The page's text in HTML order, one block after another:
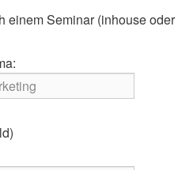
einem Seminar (inhouse oder